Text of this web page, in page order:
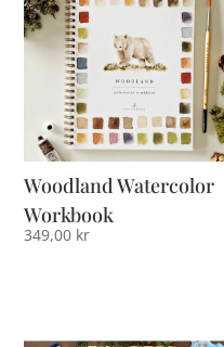
Woodland Watercolor
Workbook
349,00 kr